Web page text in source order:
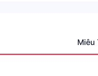
Miêu